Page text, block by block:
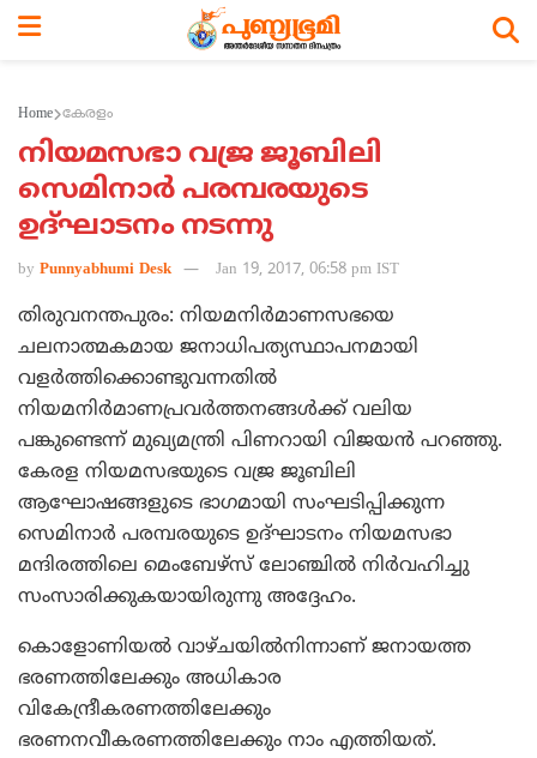
Home കേരളം
നിയമസഭാ വജ്ര ജൂബിലി
സെമിനാര്‍ പരമ്പരയുടെ
ഉദ്ഘാടനം നടന്നു
by Punnyabhumi Desk Jan 19, 2017, 06:58 pm IST
തിരുവനന്തപുരം: നിയമനിര്‍മാണസഭയെ
ചലനാത്മകമായ ജനാധിപത്യസ്ഥാപനമായി
വളര്‍ത്തിക്കൊണ്ടുവന്നതില്‍
നിയമനിര്‍മാണപ്രവര്‍ത്തനങ്ങള്‍ക്ക് വലിയ
പങ്കുണ്ടെന്ന് മുഖ്യമന്ത്രി പിണറായി വിജയന്‍ പറഞ്ഞു.
കേരള നിയമസഭയുടെ വജ്ര ജൂബിലി
ആഘോഷങ്ങളുടെ ഭാഗമായി സംഘടിപ്പിക്കുന്ന
സെമിനാര്‍ പരമ്പരയുടെ ഉദ്ഘാടനം നിയമസഭാ
മന്ദിരത്തിലെ മെംബേഴ്‌സ് ലോഞ്ചില്‍ നിര്‍വഹിച്ചു
സംസാരിക്കുകയായിരുന്നു അദ്ദേഹം.
കൊളോണിയല്‍ വാഴ്ചയില്‍നിന്നാണ് ജനായത്ത
ഭരണത്തിലേക്കും അധികാര
വികേന്ദ്രീകരണത്തിലേക്കും
ഭരണനവീകരണത്തിലേക്കും നാം എത്തിയത്.